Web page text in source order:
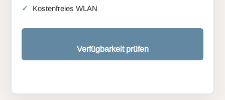
Kostenfreies WLAN
Verfügbarkeit prüfen